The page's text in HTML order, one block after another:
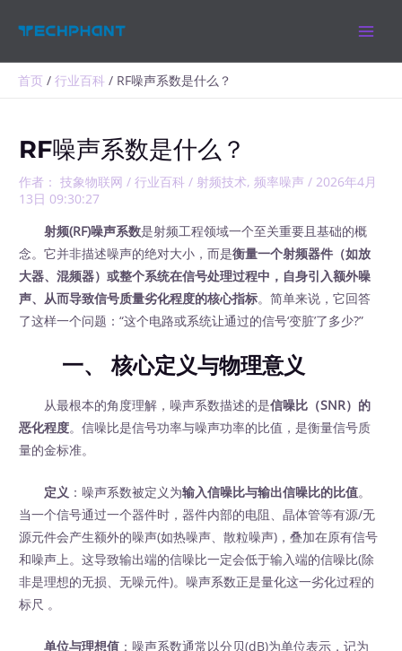
首页 行业百科 RF噪声系数是什么？
RF噪声系数是什么？
作者： 技象物联网/行业百科 / 射频技术,频率噪声 /2026年4月
13日 09:30:27
射频(RF)噪声系数是射频工程领域一个至关重要且基础的概
念。它并非描述噪声的绝对大小，而是衡量一个射频器件（如放
大器、混频器）或整个系统在信号处理过程中，自身引入额外噪
声、从而导致信号质量劣化程度的核心指标。简单来说，它回答
了这样一个问题：“这个电路或系统让通过的信号‘变脏’了多少?”
一、 核心定义与物理意义
从最根本的角度理解，噪声系数描述的是信噪比（SNR）的
恶化程度。信噪比是信号功率与噪声功率的比值，是衡量信号质
量的金标准。
定义 ：噪声系数被定义为输入信噪比与输出信噪比的比值。
当一个信号通过一个器件时，器件内部的电阻、晶体管等有源/无
源元件会产生额外的噪声(如热噪声、散粒噪声)，叠加在原有信号
和噪声上。这导致输出端的信噪比一定会低于输入端的信噪比(除
非是理想的无损、无噪元件)。噪声系数正是量化这一劣化过程的
标尺 。
单位与理想值 ：噪声系数通常以分贝(dB)为单位表示，记为